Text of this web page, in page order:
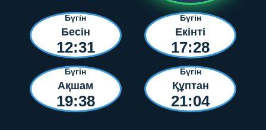
Бүгін
Бесін
12:31
Бүгін
Екінті
17:28
Бүгін
Ақшам
19:38
Бүгін
Құптан
21:04